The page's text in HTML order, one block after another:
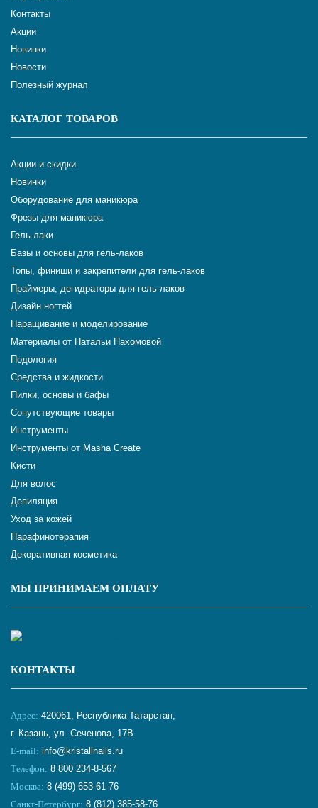
Контакты
Акции
Новинки
Новости
Полезный журнал
КАТАЛОГ ТОВАРОВ
Акции и скидки
Новинки
Оборудование для маникюра
Фрезы для маникюра
Гель-лаки
Базы и основы для гель-лаков
Топы, финиши и закрепители для гель-лаков
Праймеры, дегидраторы для гель-лаков
Дизайн ногтей
Наращивание и моделирование
Материалы от Натальи Пахомовой
Подология
Средства и жидкости
Пилки, основы и бафы
Сопутствующие товары
Инструменты
Инструменты от Masha Create
Кисти
Для волос
Депиляция
Уход за кожей
Парафинотерапия
Декоративная косметика
МЫ ПРИНИМАЕМ ОПЛАТУ
КОНТАКТЫ
Адрес: 420061, Республика Татарстан,
г. Казань, ул. Сеченова, 17В
E-mail: info@kristallnails.ru
Телефон: 8 800 234-8-567
Москва: 8 (499) 653-61-76
Санкт-Петербург: 8 (812) 385-58-76